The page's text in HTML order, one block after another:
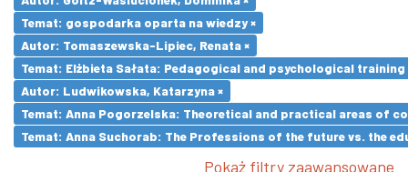
Temat: gospodarka oparta na wiedzy ×
Autor: Tomaszewska-Lipiec, Renata ×
Temat: Elżbieta Sałata: Pedagogical and psychological
Autor: Ludwikowska, Katarzyna ×
Temat: Anna Pogorzelska: Theoretical and practical areas of
Temat: Anna Suchorab: The Professions of the future vs. the
Pokaż filtry zaawansowane